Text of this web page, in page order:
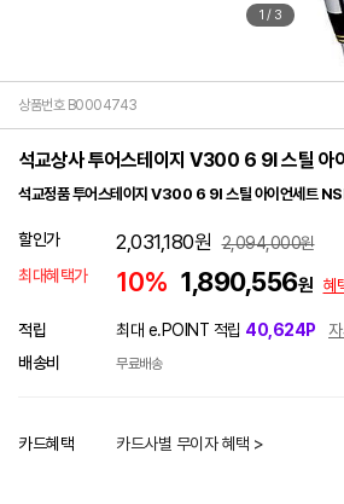
1 / 3
상품번호 B0004743
석교상사 투어스테이지 V300 6 9I 스틸 아
석교정품 투어스테이지 V300 6 9I 스틸 아이언세트
할인가 2,031,180원 2,094,000원
최대혜택가
10% 1,890,556원 혜
적립 최대 e.POINT 적립 40,624P
배송비
무료배송
카드혜택 카드사별 무이자 혜택 >